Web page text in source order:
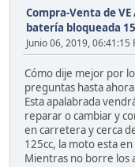
Compra-Venta de VE
batería bloqueada
Junio 06, 2019, 06:41:15
Cómo dije mejor por
preguntas hasta
Esta apalabrada
reparar o cambiar y
en carretera y cerca
125cc, la moto esta
Mientras no borre los